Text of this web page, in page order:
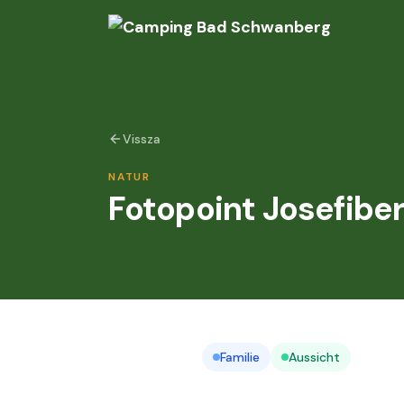
Vissza
NATUR
Fotopoint
Familie Aussicht